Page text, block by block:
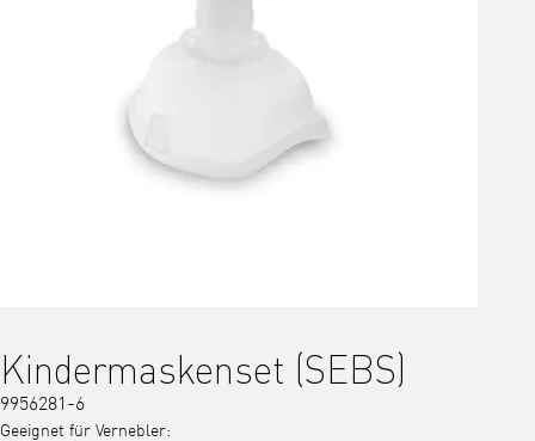
Kindermaskenset (SEBS)
9956281-6
Geeignet für Vernebler: